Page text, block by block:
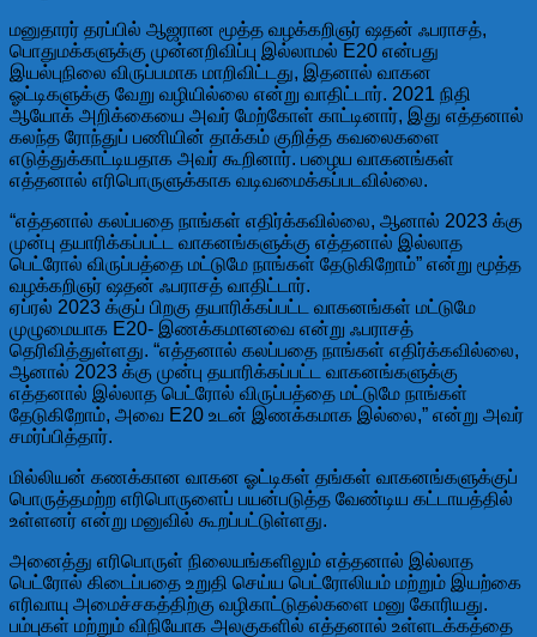
மனுதாரர் தரப்பில் ஆஜரான மூத்த வழக்கறிஞர் ஷதன் ஃபராசத்,
பொதுமக்களுக்கு முன்னறிவிப்பு இல்லாமல் E20 என்பது
இயல்புநிலை விருப்பமாக மாறிவிட்டது, இதனால் வாகன
ஓட்டிகளுக்கு வேறு வழியில்லை என்று வாதிட்டார். 2021 நிதி
ஆயோக் அறிக்கையை அவர் மேற்கோள் காட்டினார், இது எத்தனால்
கலந்த ரோந்துப் பணியின் தாக்கம் குறித்த கவலைகளை
எடுத்துக்காட்டியதாக அவர் கூறினார். பழைய வாகனங்கள்
எத்தனால் எரிபொருளுக்காக வடிவமைக்கப்படவில்லை.
“எத்தனால் கலப்பதை நாங்கள் எதிர்க்கவில்லை, ஆனால் 2023 க்கு
முன்பு தயாரிக்கப்பட்ட வாகனங்களுக்கு எத்தனால் இல்லாத
பெட்ரோல் விருப்பத்தை மட்டுமே நாங்கள் தேடுகிறோம்” என்று மூத்த
வழக்கறிஞர் ஷதன் ஃபராசத் வாதிட்டார்.
ஏப்ரல் 2023 க்குப் பிறகு தயாரிக்கப்பட்ட வாகனங்கள் மட்டுமே
முழுமையாக E20- இணக்கமானவை என்று ஃபராசத்
தெரிவித்துள்ளது. “எத்தனால் கலப்பதை நாங்கள் எதிர்க்கவில்லை,
ஆனால் 2023 க்கு முன்பு தயாரிக்கப்பட்ட வாகனங்களுக்கு
எத்தனால் இல்லாத பெட்ரோல் விருப்பத்தை மட்டுமே நாங்கள்
தேடுகிறோம், அவை E20 உடன் இணக்கமாக இல்லை,” என்று அவர்
சமர்ப்பித்தார்.
மில்லியன் கணக்கான வாகன ஓட்டிகள் தங்கள் வாகனங்களுக்குப்
பொருத்தமற்ற எரிபொருளைப் பயன்படுத்த வேண்டிய கட்டாயத்தில்
உள்ளனர் என்று மனுவில் கூறப்பட்டுள்ளது.
அனைத்து எரிபொருள் நிலையங்களிலும் எத்தனால் இல்லாத
பெட்ரோல் கிடைப்பதை உறுதி செய்ய பெட்ரோலியம் மற்றும் இயற்கை
எரிவாயு அமைச்சகத்திற்கு வழிகாட்டுதல்களை மனு கோரியது.
பம்புகள் மற்றும் விநியோக அலகுகளில் எத்தனால் உள்ளடக்கத்தை